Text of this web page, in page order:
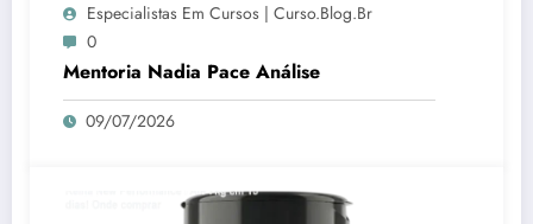
Especialistas Em Cursos | Curso.blog.br
0
Mentoria Nadia Pace Análise
09/07/2026